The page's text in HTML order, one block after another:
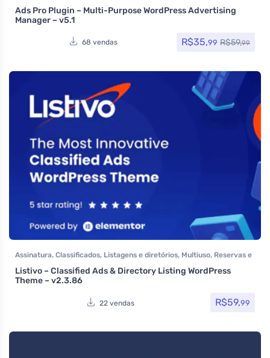
Marketing e SMTP
Plugins
Ads Pro Plugin – Multi-Purpose WordPress Advertising
Manager – v5.1
68 vendas R$35,99 R$59,99
Assinatura, Classificados, Listagens e diretórios, Multiuso, Reservas e
Aluguel
Temas Themeforest Venda de carros
Listivo – Classified Ads & Directory Listing WordPress
Theme – v2.3.86
22 vendas R$59,99